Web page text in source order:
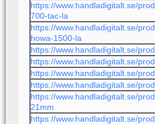
https://www.handladigitalt.se/
700-tac-la
https://www.handladigitalt.se/
howa-1500-la
https://www.handladigitalt.se/
https://www.handladigitalt.se/
https://www.handladigitalt.se/
https://www.handladigitalt.se/
https://www.handladigitalt.se/
21mm
https://www.handladigitalt.se/